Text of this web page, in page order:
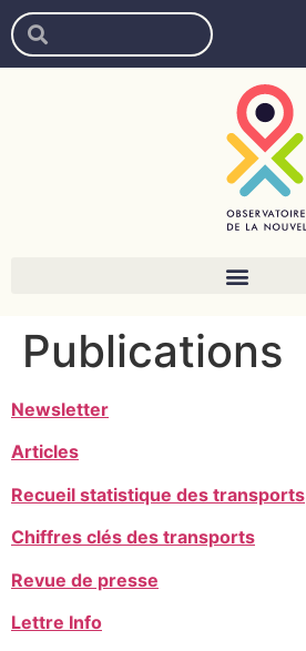
Publications
Newsletter
Articles
Recueil statistique des transports
Chiffres clés des transports
Revue de presse
Lettre Info